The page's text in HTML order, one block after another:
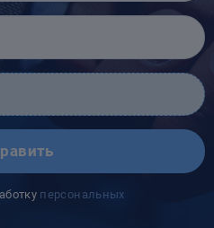
персональных